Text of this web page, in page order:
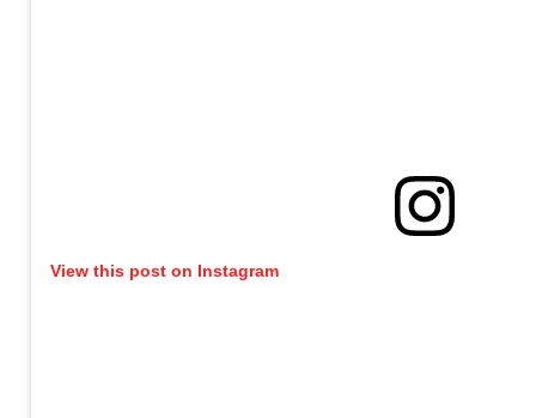
View this post on Instagram